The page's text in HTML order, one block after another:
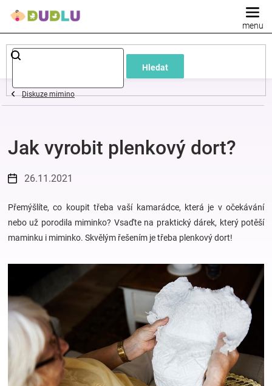
Hledat
Dětské
a
oblečení
Pokojíček
a
kojenecká
Hračky
zábava
Diskuze mimino
Jak vyrobit plenkový dort?
26.11.2021
Přemýšlíte, co koupit třeba vaší kamarádce, která je v očekávání
nebo už porodila miminko? Vsaďte na praktický dárek, který potěší
maminku i miminko. Skvělým řešením je třeba plenkový dort!